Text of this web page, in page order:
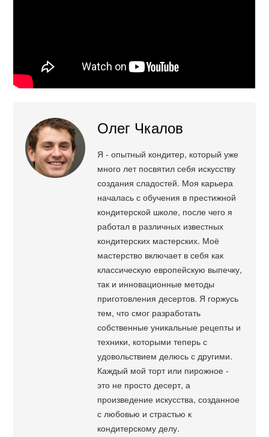
Олег Чкалов
Я - опытный кондитер, который уже
много лет посвятил себя искусству
создания сладостей. Моя карьера
началась с обучения в престижной
кондитерской школе, после чего я
работал в различных известных
кондитерских мастерских. Моё
мастерство включает в себя как
классическую европейскую выпечку,
так и инновационные методы
приготовления десертов. Я горжусь
тем, что смог разработать
собственные уникальные рецепты и
техники, которыми теперь с
удовольствием делюсь с другими.
Каждый мой торт или пирожное -
это не просто десерт, а
произведение искусства, созданное
с любовью и страстью к
кондитерскому делу.